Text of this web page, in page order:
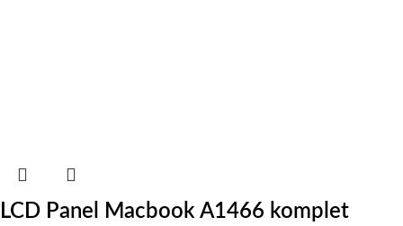
LCD Panel Macbook A1466 komplet